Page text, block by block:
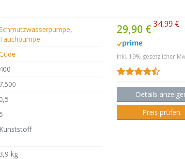
29,90 €34,99 €
inkl. 19% gesetzlicher
Details
Preis prüfen
,
Tauchpumpe
400
7.500
0,5
5
Kunststoff
3,9 kg